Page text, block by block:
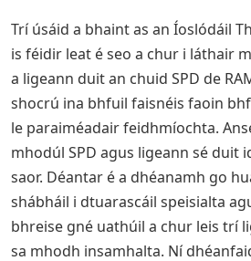
Trí úsáid a bhaint as an Íoslódáil
is féidir leat é seo a chur i láthair
a ligeann duit an chuid SPD de
shocrú ina bhfuil faisnéis faoin
le paraiméadair feidhmíochta.
mhodúl SPD agus ligeann sé duit
saor. Déantar é a dhéanamh go
shábháil i dtuarascáil speisialta
bhreise gné uathúil a chur leis trí
sa mhodh insamhalta. Ní